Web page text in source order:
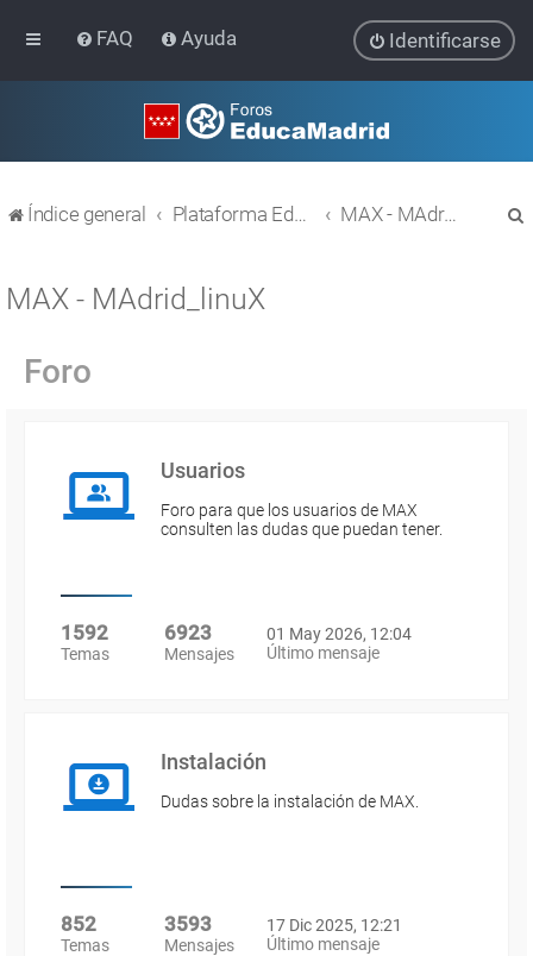
FAQ Ayuda Identificarse
Índice general Plataforma Educativa EducaMadrid MAX - MAdrid_linuX
MAX - MAdrid_linuX
Foro
Usuarios
Foro para que los usuarios de MAX
consulten las dudas que puedan tener.
1592
Temas
6923
Mensajes
01 May 2026, 12:04
Último mensaje
Instalación
Dudas sobre la instalación de MAX.
852
Temas
3593
Mensajes
17 Dic 2025, 12:21
Último mensaje